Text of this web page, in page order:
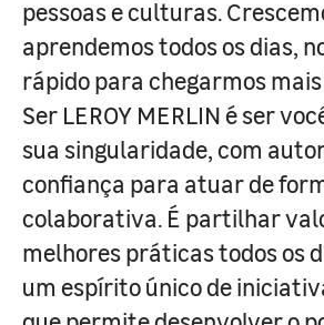
pessoas e culturas.
aprendemos todos os dias,
rápido para chegarmos
Ser LEROY MERLIN é ser
sua singularidade, com
confiança para atuar de
colaborativa. É partilhar
melhores práticas todos os
um espírito único de